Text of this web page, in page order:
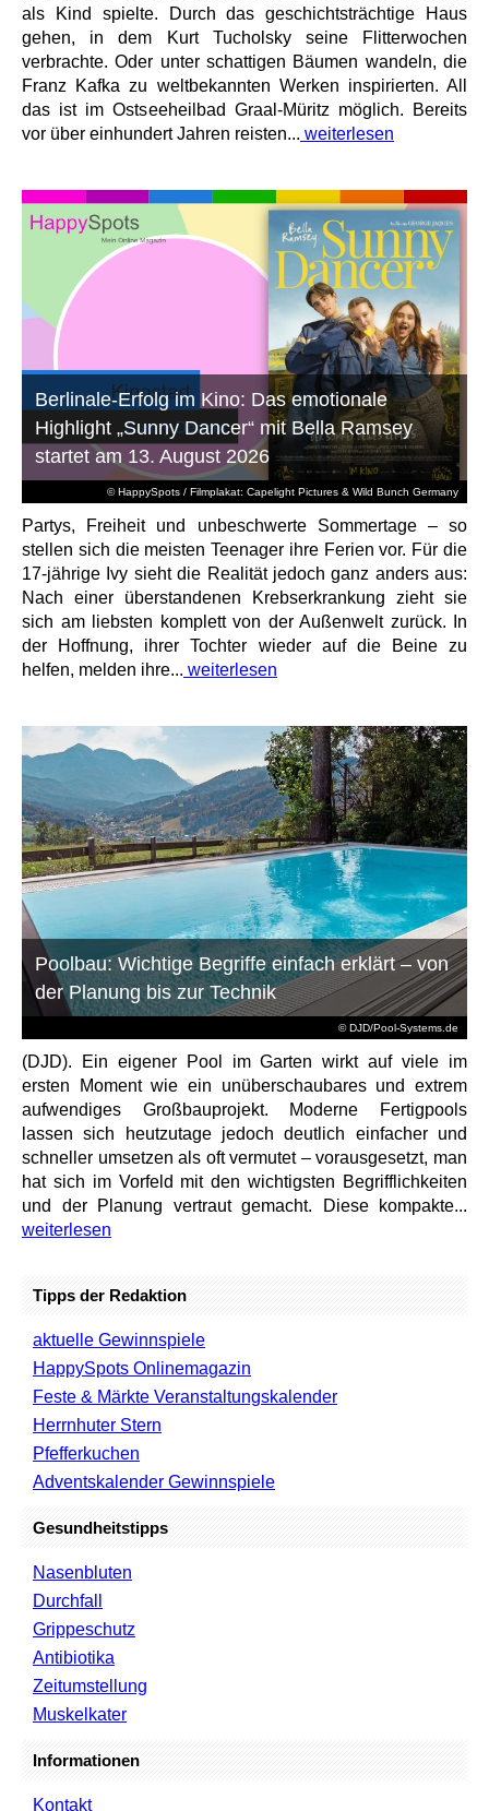
als Kind spielte. Durch das geschichtsträchtige Haus
gehen, in dem Kurt Tucholsky seine Flitterwochen
verbrachte. Oder unter schattigen Bäumen wandeln, die
Franz Kafka zu weltbekannten Werken inspirierten. All
das ist im Ostseeheilbad Graal-Müritz möglich. Bereits
vor über einhundert Jahren reisten... weiterlesen
© HappySpots / Filmplakat: Capelight Pictures & Wild Bunch Germany
Berlinale-Erfolg im Kino: Das emotionale
Highlight „Sunny Dancer“ mit Bella Ramsey
startet am 13. August 2026
Partys, Freiheit und unbeschwerte Sommertage – so
stellen sich die meisten Teenager ihre Ferien vor. Für die
17-jährige Ivy sieht die Realität jedoch ganz anders aus:
Nach einer überstandenen Krebserkrankung zieht sie
sich am liebsten komplett von der Außenwelt zurück. In
der Hoffnung, ihrer Tochter wieder auf die Beine zu
helfen, melden ihre... weiterlesen
© DJD/Pool-Systems.de
Poolbau: Wichtige Begriffe einfach erklärt – von
der Planung bis zur Technik
(DJD). Ein eigener Pool im Garten wirkt auf viele im
ersten Moment wie ein unüberschaubares und extrem
aufwendiges Großbauprojekt. Moderne Fertigpools
lassen sich heutzutage jedoch deutlich einfacher und
schneller umsetzen als oft vermutet – vorausgesetzt, man
hat sich im Vorfeld mit den wichtigsten Begrifflichkeiten
und der Planung vertraut gemacht. Diese kompakte...
weiterlesen
Tipps der Redaktion
aktuelle Gewinnspiele
HappySpots Onlinemagazin
Feste & Märkte Veranstaltungskalender
Herrnhuter Stern
Pfefferkuchen
Adventskalender Gewinnspiele
Gesundheitstipps
Nasenbluten
Durchfall
Grippeschutz
Antibiotika
Zeitumstellung
Muskelkater
Informationen
Kontakt